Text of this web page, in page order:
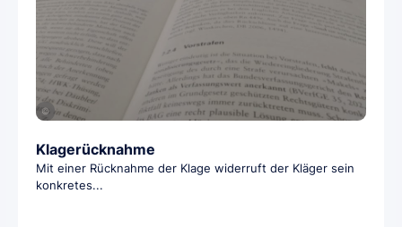
©
Klagerücknahme
Mit einer Rücknahme der Klage widerruft der Kläger sein
konkretes...